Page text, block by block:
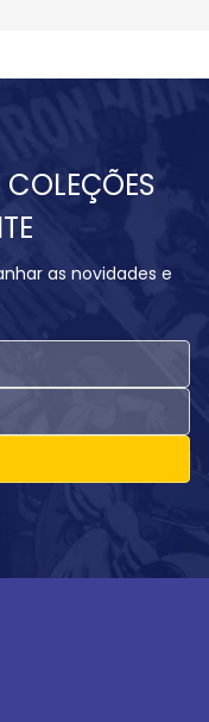
as novidades e